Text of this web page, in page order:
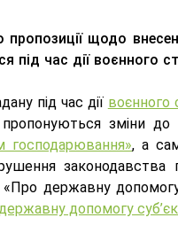
щодо
час дії воєнного
під час дії воєнного
зміни до
господарювання», а
державну
допомогу